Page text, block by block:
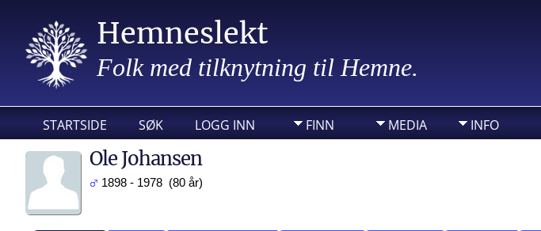
Hemneslekt
Folk med tilknytning til Hemne.
STARTSIDE SØK LOGG INN FINN MEDIA INFO
Ole Johansen
1898 - 1978 (80 år)